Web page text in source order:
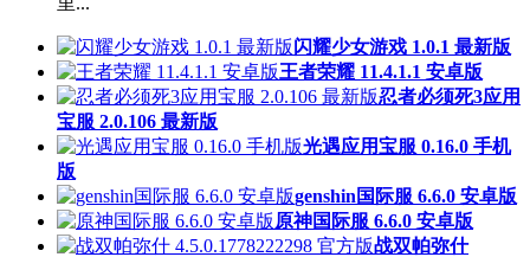
闪耀少女游戏 1.0.1 最新版
王者荣耀 11.4.1.1 安卓版
忍者必须死3应用
宝服 2.0.106 最新版
光遇应用宝服 0.16.0 手机
版
genshin国际服 6.6.0 安卓版
原神国际服 6.6.0 安卓版
战双帕弥什